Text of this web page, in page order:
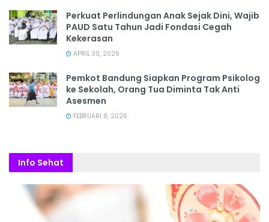
Perkuat Perlindungan Anak Sejak Dini, Wajib
PAUD Satu Tahun Jadi Fondasi Cegah
Kekerasan
APRIL 30, 2026
Pemkot Bandung Siapkan Program Psikolog
ke Sekolah, Orang Tua Diminta Tak Anti
Asesmen
FEBRUARI 8, 2026
Info Sehat